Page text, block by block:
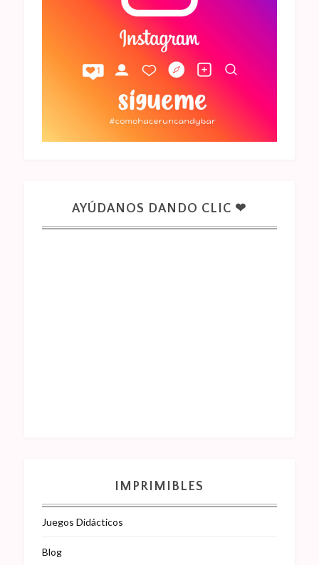
AYÚDANOS DANDO CLIC ❤
IMPRIMIBLES
Juegos Didácticos
Blog